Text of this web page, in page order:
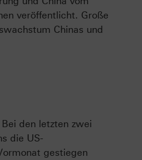
veröffentlicht. Große
Chinas und
den letzten zwei
die US-
gestiegen